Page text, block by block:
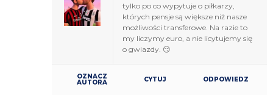
tylko po co wypytuje o piłkarzy,
których pensje są większe niż nasze
możliwości transferowe. Na razie to
my liczymy euro, a nie licytujemy się
o gwiazdy. 😏
OZNACZ
AUTORA CYTUJ ODPOWIEDZ